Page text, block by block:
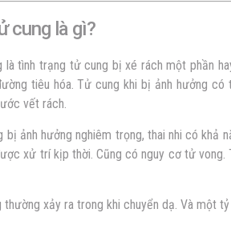
cung là gì?
là tình trạng tử cung bị xé rách một phần
tiêu hóa. Tử cung khi bị ảnh hưởng
vết rách.
bị ảnh hưởng nghiêm trọng, thai nhi có khả
xử trí kịp thời. Cũng có nguy cơ tử
xảy ra trong khi chuyển dạ. Và một